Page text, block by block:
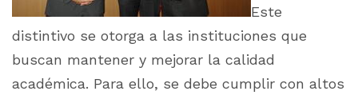
Este
distintivo se otorga a las instituciones que
buscan mantener y mejorar la calidad
académica. Para ello, se debe cumplir con altos